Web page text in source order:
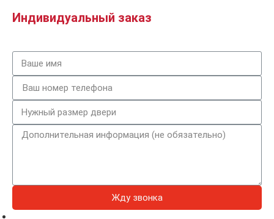
Индивидуальный заказ
Жду звонка